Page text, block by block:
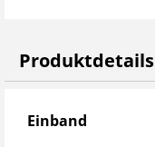
Produktdetails
Produktdetails
Einband